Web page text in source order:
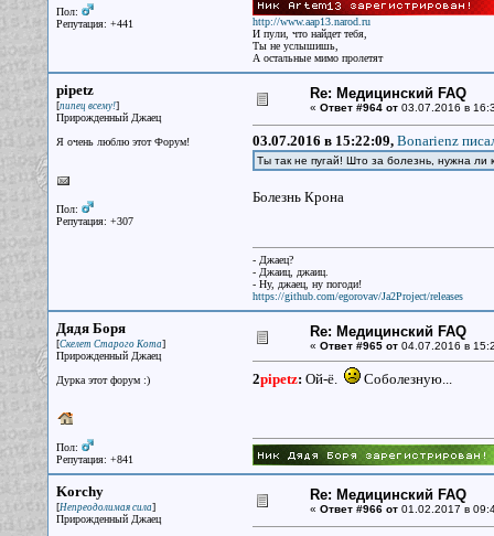
Пол:
Репутация: +441
http://www.aap13.narod.ru
И пули, что найдет тебя,
Ты не услышишь,
А остальные мимо пролетят
pipetz
[пипец всему!]
Прирожденный Джаец
Я очень люблю этот Форум!
Пол:
Репутация: +307
Re: Медицинский FAQ
« Ответ #964 от03.07.2016 в
03.07.2016 в 15:22:09, Bonarienz
Ты так не пугай! Што за болезнь, нужна ли
Болезнь Крона
- Джаец?
- Джаиц, джаиц.
- Ну, джаец, ну погоди!
https://github.com/egorovav/Ja2Project/releases
Дядя Боря
[Скелет Старого Кота]
Прирожденный Джаец
Дурка этот форум :)
Пол:
Репутация: +841
Re: Медицинский FAQ
« Ответ #965 от04.07.2016 в
2pipetz: Ой-ё. Соболезную...
Korchy
[Непреодолимая сила]
Прирожденный Джаец
Re: Медицинский FAQ
« Ответ #966 от01.02.2017 в